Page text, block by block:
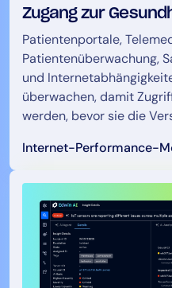
Zugang zur
Patientenportale,
Patientenüberwachung,
und
überwachen, damit
werden, bevor sie die
Internet-Performance-